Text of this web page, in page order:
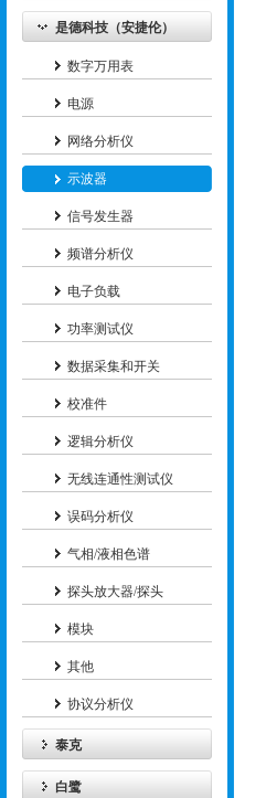
是德科技（安捷伦）
数字万用表
电源
网络分析仪
示波器
信号发生器
频谱分析仪
电子负载
功率测试仪
数据采集和开关
校准件
逻辑分析仪
无线连通性测试仪
误码分析仪
气相/液相色谱
探头放大器/探头
模块
其他
协议分析仪
泰克
白鹭